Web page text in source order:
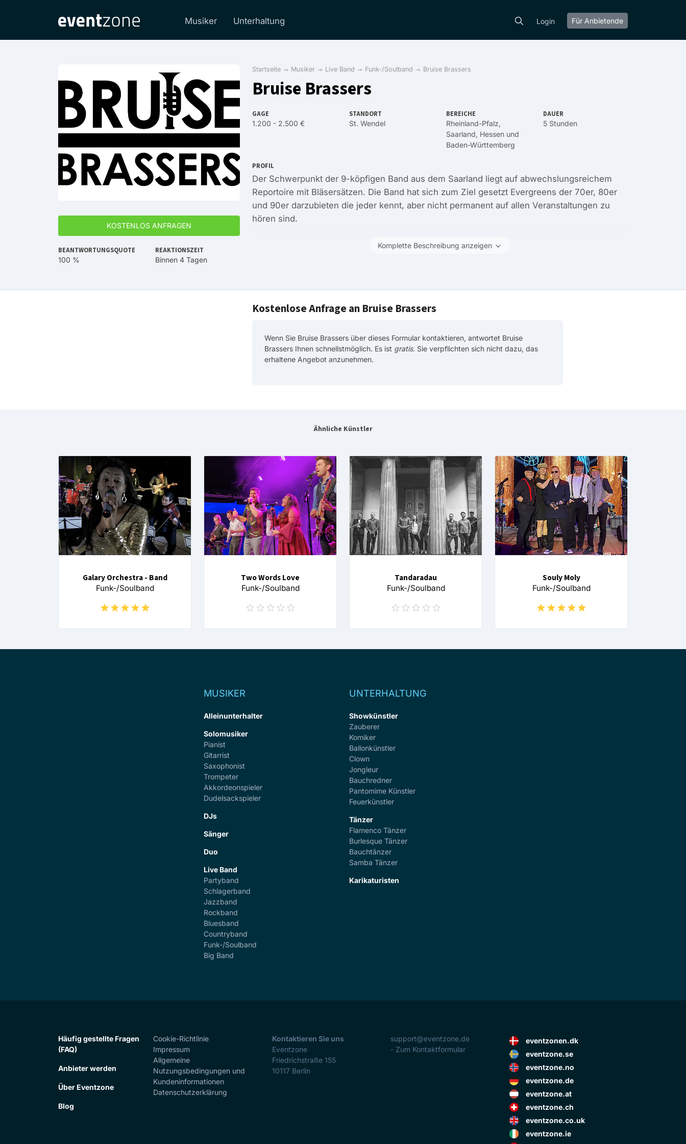
Musiker Unterhaltung Login Für Anbietende
KOSTENLOS ANFRAGEN
BEANTWORTUNGSQUOTE
100 %
REAKTIONSZEIT
Binnen 4 Tagen
Startseite Musiker Live Band Funk-/Soulband Bruise Brassers
Bruise Brassers
GAGE
1.200 - 2.500 €
STANDORT
St. Wendel
BEREICHE
Rheinland-Pfalz,
Saarland, Hessen und
Baden-Württemberg
DAUER
5 Stunden
PROFIL
Der Schwerpunkt der 9-köpfigen Band aus dem Saarland liegt auf abwechslungsreichem
Reportoire mit Bläsersätzen. Die Band hat sich zum Ziel gesetzt Evergreens der 70er, 80er
und 90er darzubieten die jeder kennt, aber nicht permanent auf allen Veranstaltungen zu
hören sind.
Komplette Beschreibung anzeigen
Kostenlose Anfrage an Bruise Brassers
Wenn Sie Bruise Brassers über dieses Formular kontaktieren, antwortet Bruise
Brassers Ihnen schnellstmöglich. Es ist gratis. Sie verpflichten sich nicht dazu, das
erhaltene Angebot anzunehmen.
Ähnliche Künstler
Galary Orchestra - Band
Funk-/Soulband
Two Words Love
Funk-/Soulband
Tandaradau
Funk-/Soulband
Souly Moly
Funk-/Soulband
MUSIKER
Alleinunterhalter
Solomusiker
Pianist
Gitarrist
Saxophonist
Trompeter
Akkordeonspieler
Dudelsackspieler
DJs
Sänger
Duo
Live Band
Partyband
Schlagerband
Jazzband
Rockband
Bluesband
Countryband
Funk-/Soulband
Big Band
UNTERHALTUNG
Showkünstler
Zauberer
Komiker
Ballonkünstler
Clown
Jongleur
Bauchredner
Pantomime Künstler
Feuerkünstler
Tänzer
Flamenco Tänzer
Burlesque Tänzer
Bauchtänzer
Samba Tänzer
Karikaturisten
Häufig gestellte Fragen
(FAQ)
Anbieter werden
Über Eventzone
Blog
Cookie-Richtlinie
Impressum
Allgemeine
Nutzungsbedingungen und
Kundeninformationen
Datenschutzerklärung
Kontaktieren Sie uns
Eventzone
Friedrichstraße 155
10117 Berlin
support@eventzone.de
- Zum Kontaktformular
eventzonen.dk
eventzone.se
eventzone.no
eventzone.de
eventzone.at
eventzone.ch
eventzone.co.uk
eventzone.ie